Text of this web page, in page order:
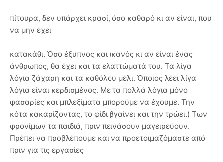
πίτουρα, δεν υπάρχει κρασί, όσο καθαρό κι αν είναι, που
να μην έχει
κατακάθι. Όσο έξυπνος και ικανός κι αν είναι ένας
άνθρωπος, θα έχει και τα ελαττώματά του. Τα λίγα
λόγια ζάχαρη και τα καθόλου μέλι. Όποιος λέει λίγα
λόγια είναι κερδισμένος. Με τα πολλά λόγια μόνο
φασαρίες και μπλεξίματα μπορούμε να έχουμε. Την
κότα κακαρίζοντας, το φίδι βγαίνει και την τρώει.) Των
φρονίμων τα παιδιά, πριν πεινάσουν μαγειρεύουν.
Πρέπει να προβλέπουμε και να προετοιμαζόμαστε από
πριν για τις εργασίες